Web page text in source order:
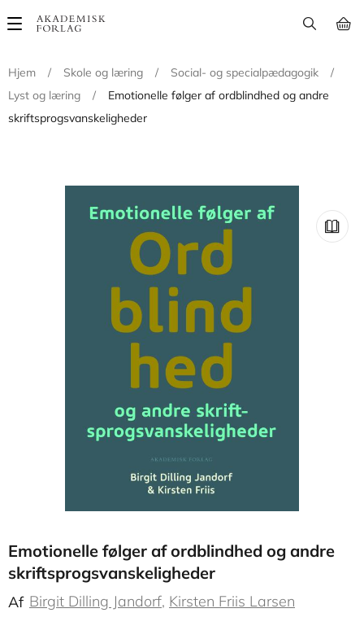
Main
Hjem
/ Skole og læring / Social- og specialpædagogik
/
Lyst og læring
/
Emotionelle følger af ordblindhed og andre
skriftsprogsvanskeligheder
Emotionelle følger af ordblindhed og andre
skriftsprogsvanskeligheder
Af Birgit Dilling Jandorf Kirsten Friis Larsen